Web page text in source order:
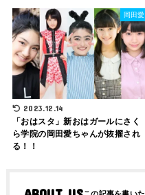
岡田愛
2023.12.14
「おはスタ」新おはガールにさく
ら学院の岡田愛ちゃんが抜擢され
る！！